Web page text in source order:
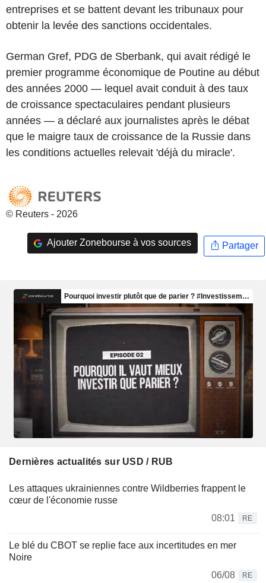
entreprises et se battent devant les tribunaux pour
obtenir la levée des sanctions occidentales.
German Gref, PDG de Sberbank, qui avait rédigé le
premier programme économique de Poutine au début
des années 2000 — lequel avait conduit à des taux
de croissance spectaculaires pendant plusieurs
années — a déclaré aux journalistes après le débat
que le maigre taux de croissance de la Russie dans
les conditions actuelles relevait 'déjà du miracle'.
© Reuters - 2026
Ajouter Zonebourse à vos sources Partager
Dernières actualités sur USD / RUB
Les attaques ukrainiennes contre Wildberries frappent le
cœur de l'économie russe
08:01
RE
Le blé du CBOT se replie face aux incertitudes en mer
Noire
06/08
RE